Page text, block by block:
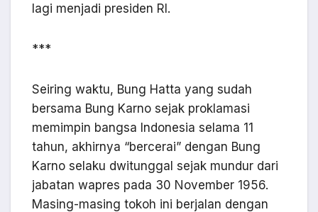
lagi menjadi presiden RI.
***
Seiring waktu, Bung Hatta yang sudah
bersama Bung Karno sejak proklamasi
memimpin bangsa Indonesia selama 11
tahun, akhirnya “bercerai” dengan Bung
Karno selaku dwitunggal sejak mundur dari
jabatan wapres pada 30 November 1956.
Masing-masing tokoh ini berjalan dengan